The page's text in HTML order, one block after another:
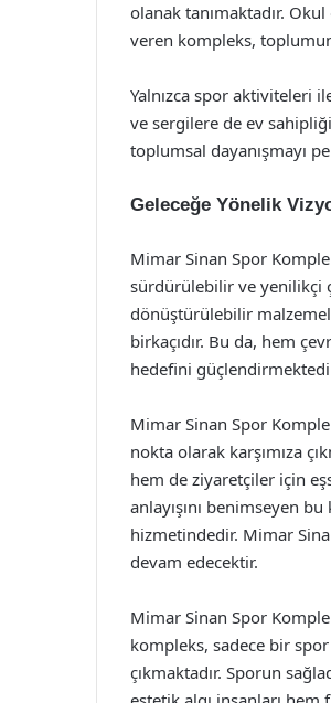
olanak tanımaktadır.
veren kompleks,
Yalnızca spor aktiviteleri
ve sergilere de ev
toplumsal dayanışmayı
Geleceğe Yönelik
Mimar Sinan Spor
sürdürülebilir ve yenilikçi
dönüştürülebilir
birkaçıdır. Bu da, hem
hedefini
Mimar Sinan Spor
nokta olarak karşımıza
hem de ziyaretçiler için
anlayışını benimseyen
hizmetindedir. Mimar
devam edecektir.
Mimar Sinan Spor
kompleks, sadece bir
çıkmaktadır. Sporun